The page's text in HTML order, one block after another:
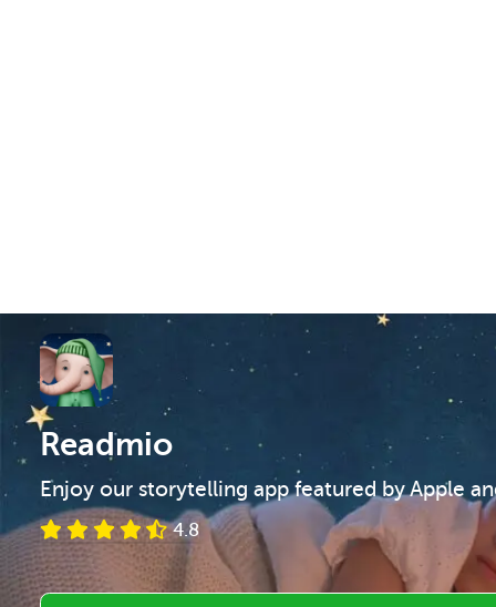
Readmio
Enjoy our storytelling app featured by Apple
4.8